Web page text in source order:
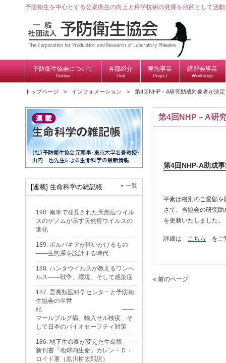
予防衛生を中心とする公衆衛生の向上と科学技術の発展を目的として活
予防衛生協会について
Outline
各部紹介
Unit
実施事業
Project
講習会事業
Workshop
トップページ インフォメーション 第4回NHP－A研究助成対象者が決
第4回NHP－A研
第4回NHP-A助成
平素は格別のご愛顧
さて、当協会の研究
を更新いたしました。
詳細は こちら をご
« 前のページ
[連載] 生命科学の雑記帳 一覧
190. 南米で発見された天然痘ウイル
スのゲノムが示す天然痘ウイルスの
進化
189. ボルバキアが問いかけるもの
——生態系を設計する時代
188. ハンタウイルスが教えるワンヘ
ルス——戦争、環境、そして感染症
187. 霊長類医科学センターと予防衛
生協会の半世
紀 ——
マールブルグ病、輸入サル検疫、そ
して日本のバイオセーフティ対策
186. 地下生命圏が変えた生命観——
新刊書『地球内生命』カレン・Ｄ・
ロイド著（黒川耕太郎訳）